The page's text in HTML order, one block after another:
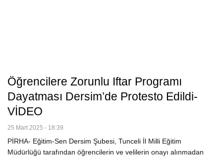
Öğrencilere Zorunlu Iftar Programı
Dayatması Dersim’de Protesto Edildi-
VİDEO
25 Mart 2025 - 18:39
PİRHA- Eğitim-Sen Dersim Şubesi, Tunceli İl Milli Eğitim
Müdürlüğü tarafından öğrencilerin ve velilerin onayı alınmadan